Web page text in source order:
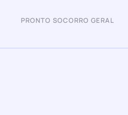
PRONTO SOCORRO GERAL